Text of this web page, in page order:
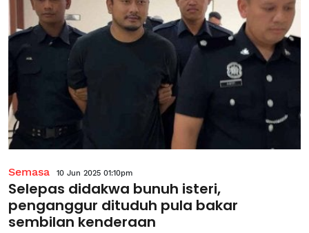
Semasa 10 Jun 2025 01:10pm
Selepas didakwa bunuh isteri,
penganggur dituduh pula bakar
sembilan kenderaan